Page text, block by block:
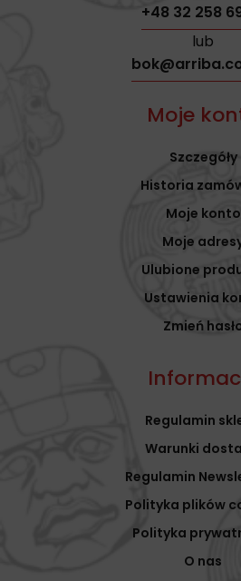
+48 32 258
lub
Moje
Szczegóły
Historia
Moje konto
Moje
Ulubione
Ustawienia
Zmień
Regulamin
Warunki
Regulamin
Polityka plików
Polityka
O nas